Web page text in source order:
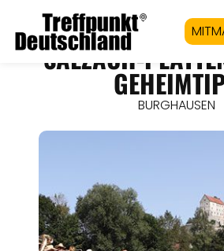
SALZACH-
BURGHAUSEN